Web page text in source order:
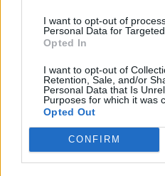
I want to opt-out of
Personal Data for
Opted In
I want to opt-out of
Retention, Sale, and/or
Personal Data that Is
Purposes for which it was
Opted Out
CONFIRM
Italy, sulla
EVENTI
“Teatro in
Celeste